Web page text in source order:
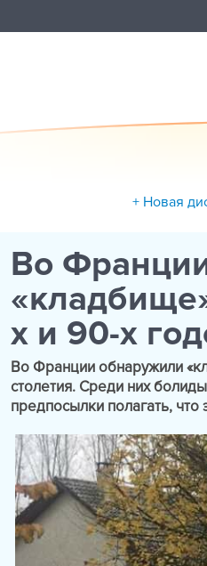
+ Новая
Во
х и 90-х
Во Франции обнаружили
столетия. Среди них
предпосылки полагать,